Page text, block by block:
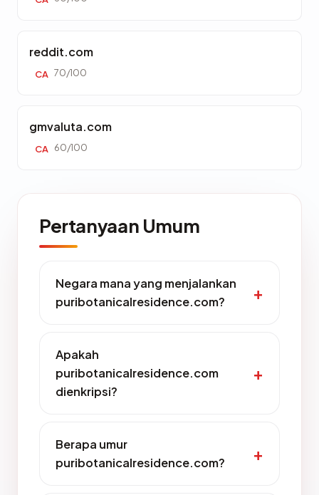
reddit.com
CA 70/100
gmvaluta.com
CA 60/100
Pertanyaan Umum
Negara mana yang menjalankan
puribotanicalresidence.com?
Apakah
puribotanicalresidence.com
dienkripsi?
Berapa umur
puribotanicalresidence.com?